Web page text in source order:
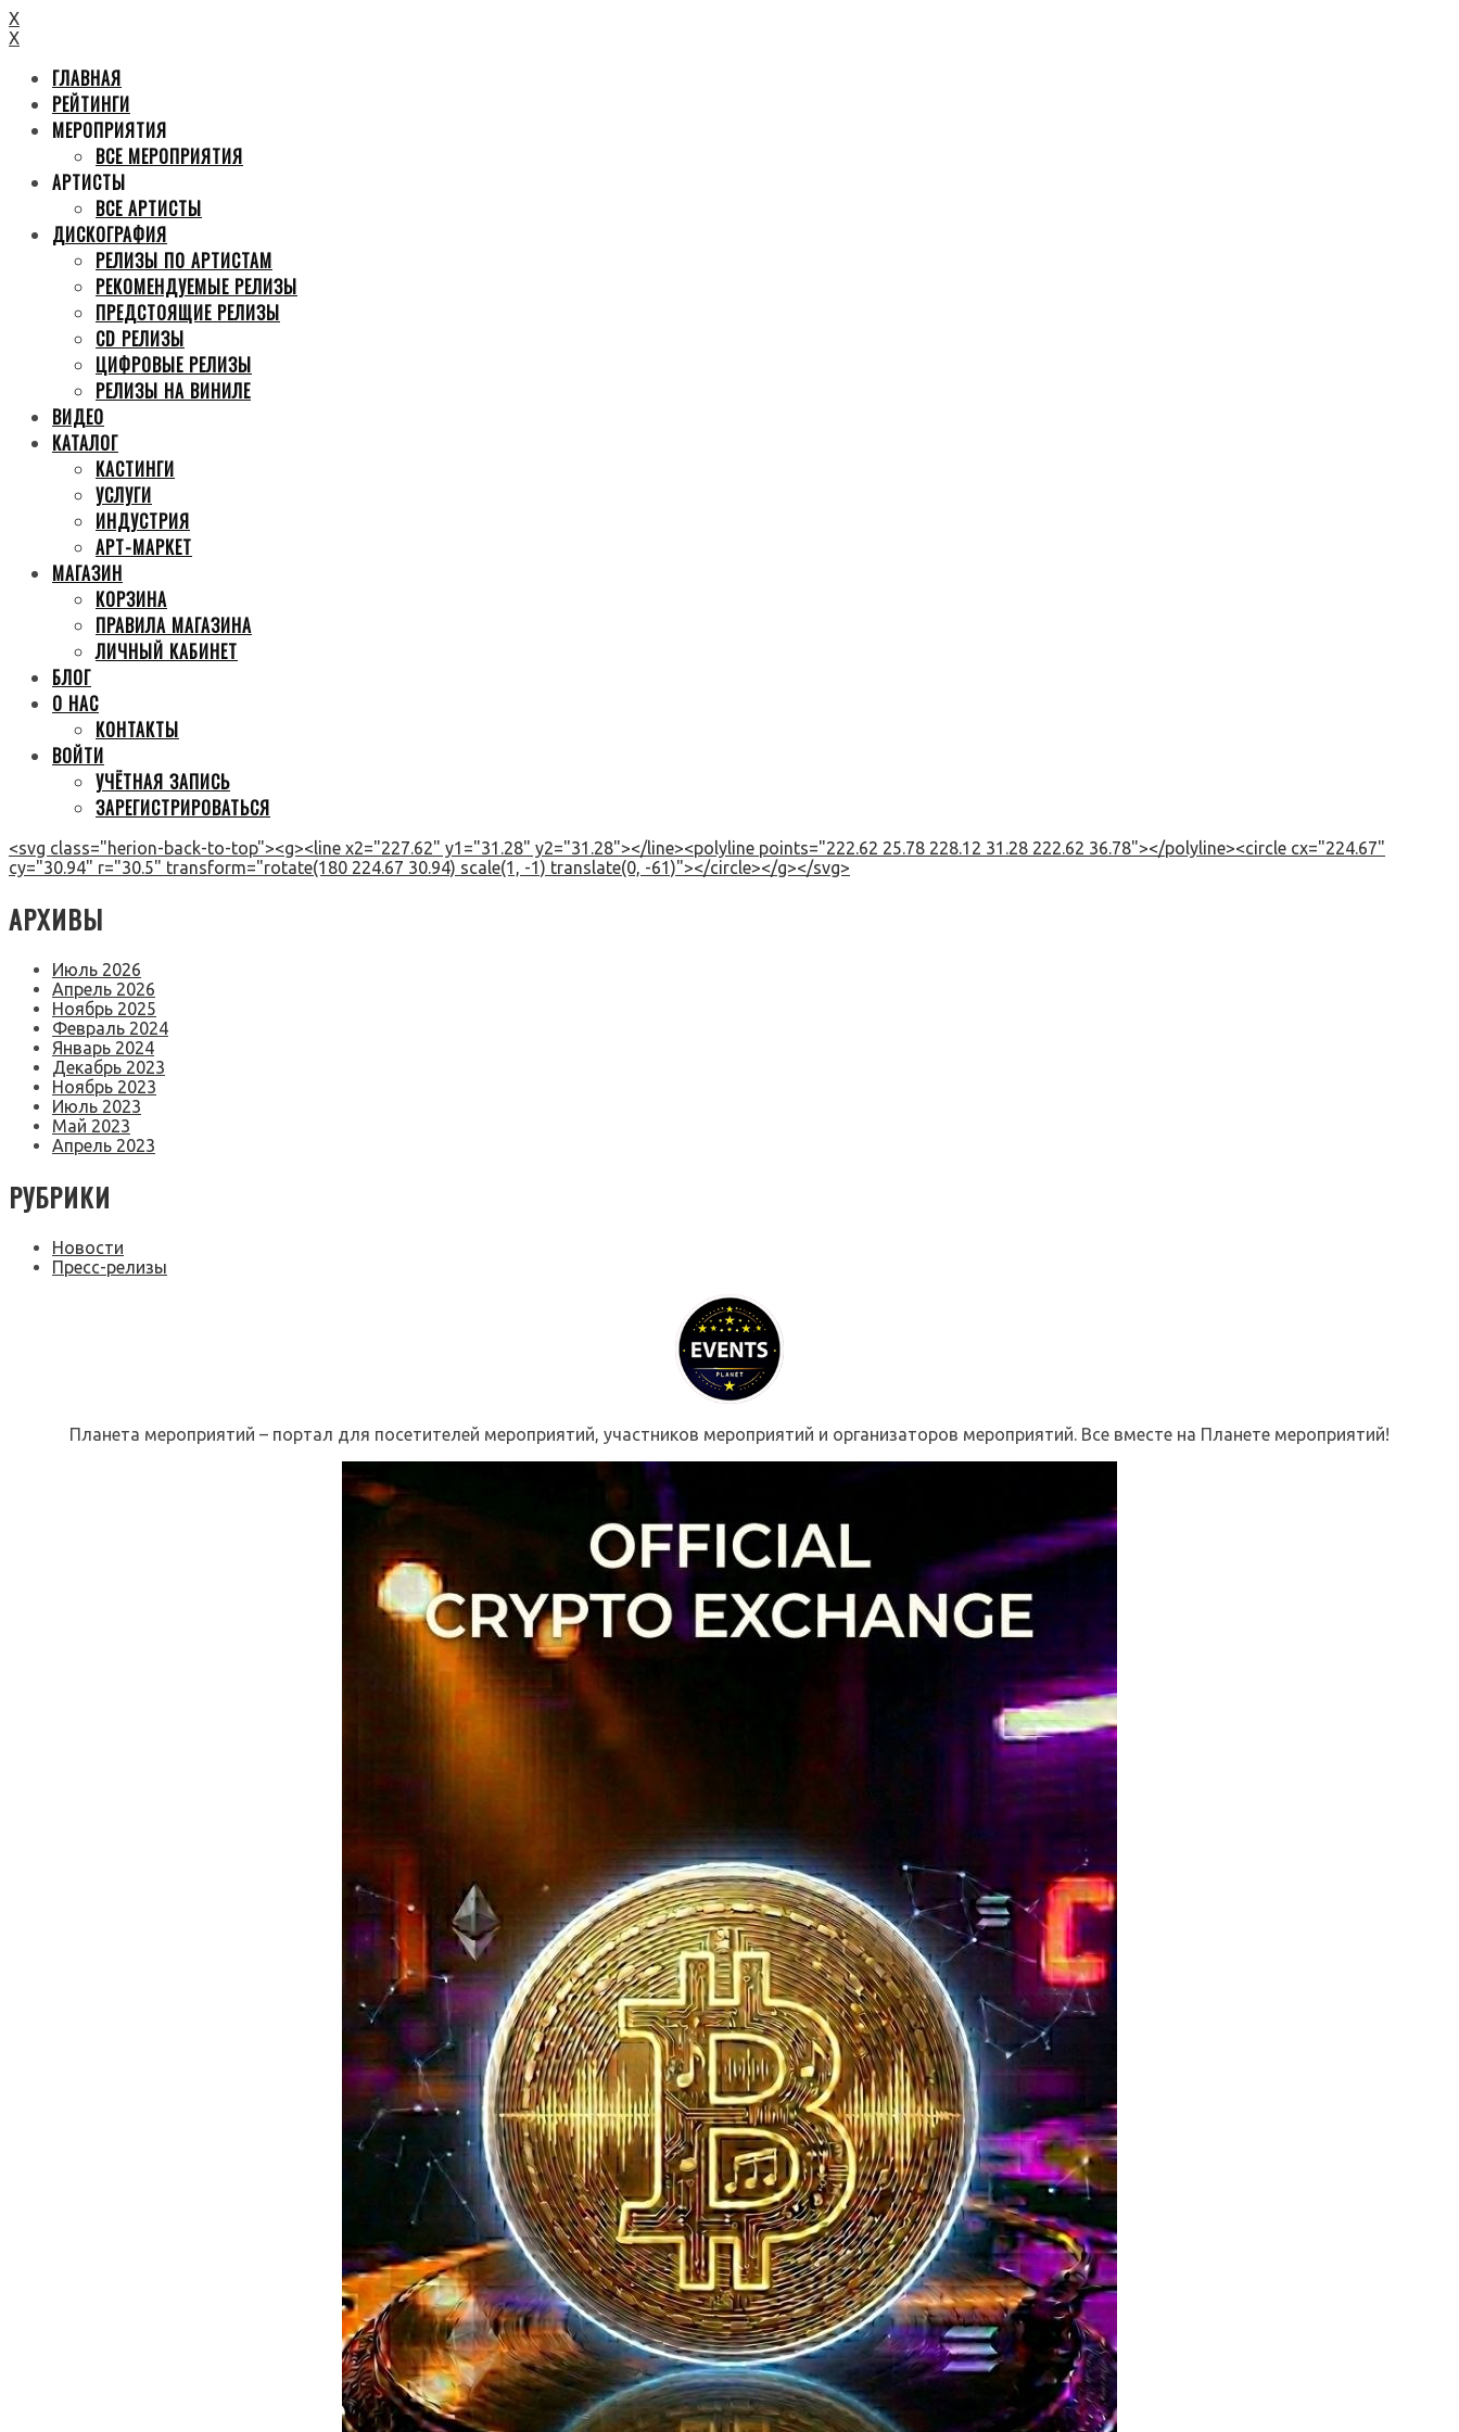
X
X
ГЛАВНАЯ
РЕЙТИНГИ
МЕРОПРИЯТИЯ
ВСЕ МЕРОПРИЯТИЯ
АРТИСТЫ
ВСЕ АРТИСТЫ
ДИСКОГРАФИЯ
РЕЛИЗЫ ПО АРТИСТАМ
РЕКОМЕНДУЕМЫЕ РЕЛИЗЫ
ПРЕДСТОЯЩИЕ РЕЛИЗЫ
CD РЕЛИЗЫ
ЦИФРОВЫЕ РЕЛИЗЫ
РЕЛИЗЫ НА ВИНИЛЕ
ВИДЕО
КАТАЛОГ
КАСТИНГИ
УСЛУГИ
ИНДУСТРИЯ
АРТ-МАРКЕТ
МАГАЗИН
КОРЗИНА
ПРАВИЛА МАГАЗИНА
ЛИЧНЫЙ КАБИНЕТ
БЛОГ
О НАС
КОНТАКТЫ
ВОЙТИ
УЧЁТНАЯ ЗАПИСЬ
ЗАРЕГИСТРИРОВАТЬСЯ
<svg class="herion-back-to-top"><g><line x2="227.62" y1="31.28" y2="31.28"></line><polyline points="222.62 25.78 228.12 31.28 222.62 36.78"></polyline><circle cx="224.67"
cy="30.94" r="30.5" transform="rotate(180 224.67 30.94) scale(1, -1) translate(0, -61)"></circle></g></svg>
АРХИВЫ
Июль 2026
Апрель 2026
Ноябрь 2025
Февраль 2024
Январь 2024
Декабрь 2023
Ноябрь 2023
Июль 2023
Май 2023
Апрель 2023
РУБРИКИ
Новости
Пресс-релизы
Планета мероприятий – портал для посетителей мероприятий, участников мероприятий и организаторов мероприятий. Все вместе на Планете мероприятий!